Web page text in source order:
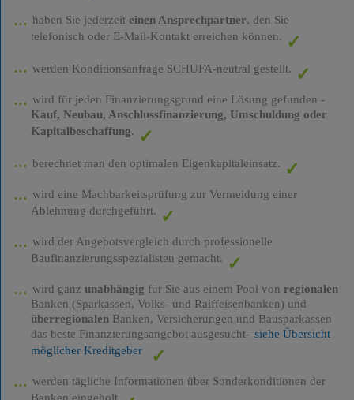
haben Sie jederzeit einen Ansprechpartner, den Sie
telefonisch oder E-Mail-Kontakt erreichen können.
werden Konditionsanfrage SCHUFA-neutral gestellt.
wird für jeden Finanzierungsgrund eine Lösung gefunden -
Kauf, Neubau, Anschlussfinanzierung, Umschuldung oder
Kapitalbeschaffung.
berechnet man den optimalen Eigenkapitaleinsatz.
wird eine Machbarkeitsprüfung zur Vermeidung einer
Ablehnung durchgeführt.
wird der Angebotsvergleich durch professionelle
Baufinanzierungsspezialisten gemacht.
wird ganz unabhängig für Sie aus einem Pool von regionalen
Banken (Sparkassen, Volks- und Raiffeisenbanken) und
überregionalenBanken, Versicherungen und Bausparkassen
das beste Finanzierungsangebot ausgesucht- siehe Übersicht
möglicher Kreditgeber
werden tägliche Informationen über Sonderkonditionen der